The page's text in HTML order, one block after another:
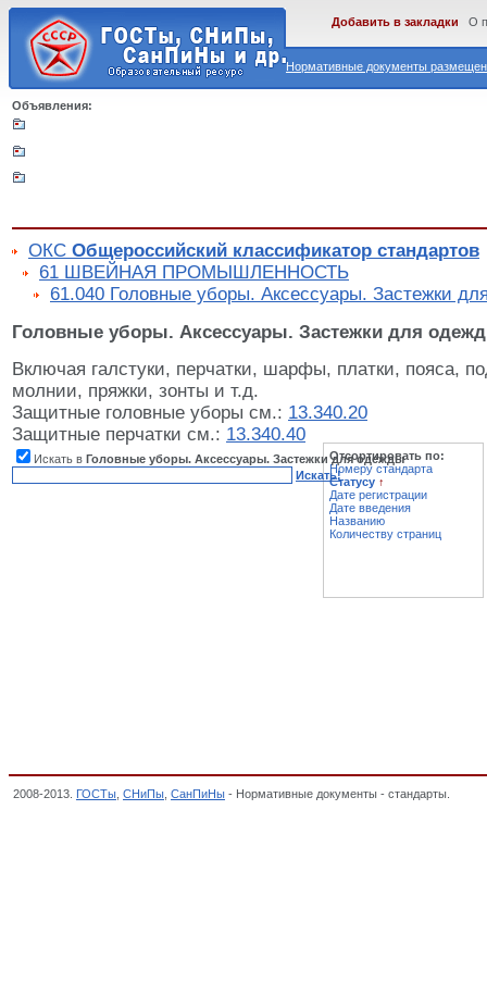
Нормативные документы
Добавить в закладки О
Объявления:
ОКС Общероссийский классификатор стандартов
61 ШВЕЙНАЯ ПРОМЫШЛЕННОСТЬ
61.040 Головные уборы. Аксессуары. Застежки
Головные уборы. Аксессуары. Застежки для
Включая галстуки, перчатки, шарфы, платки, пояса,
молнии, пряжки, зонты и т.д.
Защитные головные уборы см.: 13.340.20
Защитные перчатки см.: 13.340.40
Искать в Головные уборы. Аксессуары. Застежки для одежды
Искать!
Отсортировать по:
Номеру стандарта
Статусу ↑
Дате регистрации
Дате введения
Названию
Количеству страниц
2008-2013. ГОСТы СНиПы СанПиНы - Нормативные документы - стандарты.